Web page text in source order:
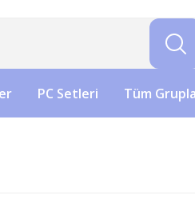
PC Setleri Tüm